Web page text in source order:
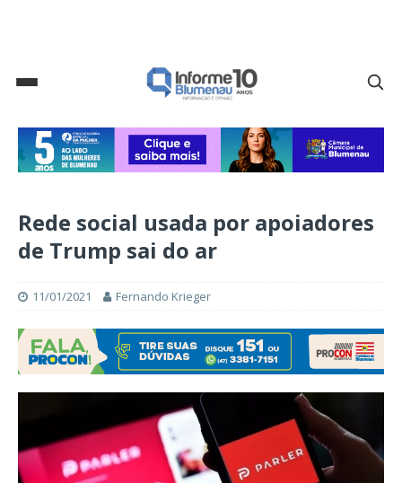
Rede social usada por apoiadores
de Trump sai do ar
11/01/2021 Fernando Krieger